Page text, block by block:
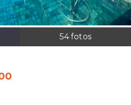
54fotos